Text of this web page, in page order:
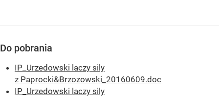
Do pobrania
IP_Urzedowski laczy sily
z Paprocki&Brzozowski_20160609.doc
IP_Urzedowski laczy sily